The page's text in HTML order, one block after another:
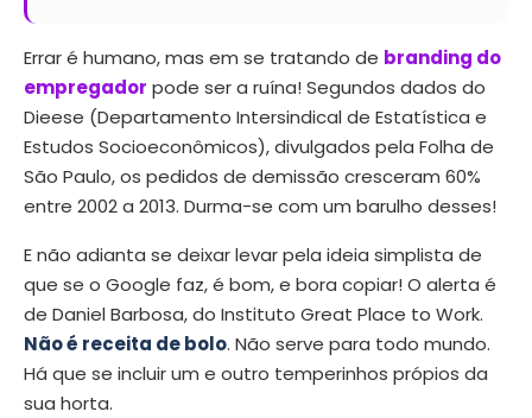
Errar é humano, mas em se tratando de branding do
empregador pode ser a ruína! Segundos dados do
Dieese (Departamento Intersindical de Estatística e
Estudos Socioeconômicos), divulgados pela Folha de
São Paulo, os pedidos de demissão cresceram 60%
entre 2002 a 2013. Durma-se com um barulho desses!
E não adianta se deixar levar pela ideia simplista de
que se o Google faz, é bom, e bora copiar! O alerta é
de Daniel Barbosa, do Instituto Great Place to Work.
Não é receita de bolo. Não serve para todo mundo.
Há que se incluir um e outro temperinhos própios da
sua horta.